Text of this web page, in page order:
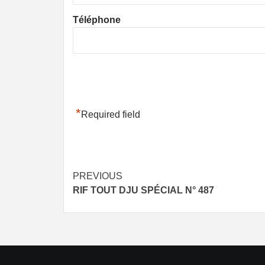
Téléphone
*Required field
Post
navigation
PREVIOUS
RIF TOUT DJU SPÉCIAL N° 487